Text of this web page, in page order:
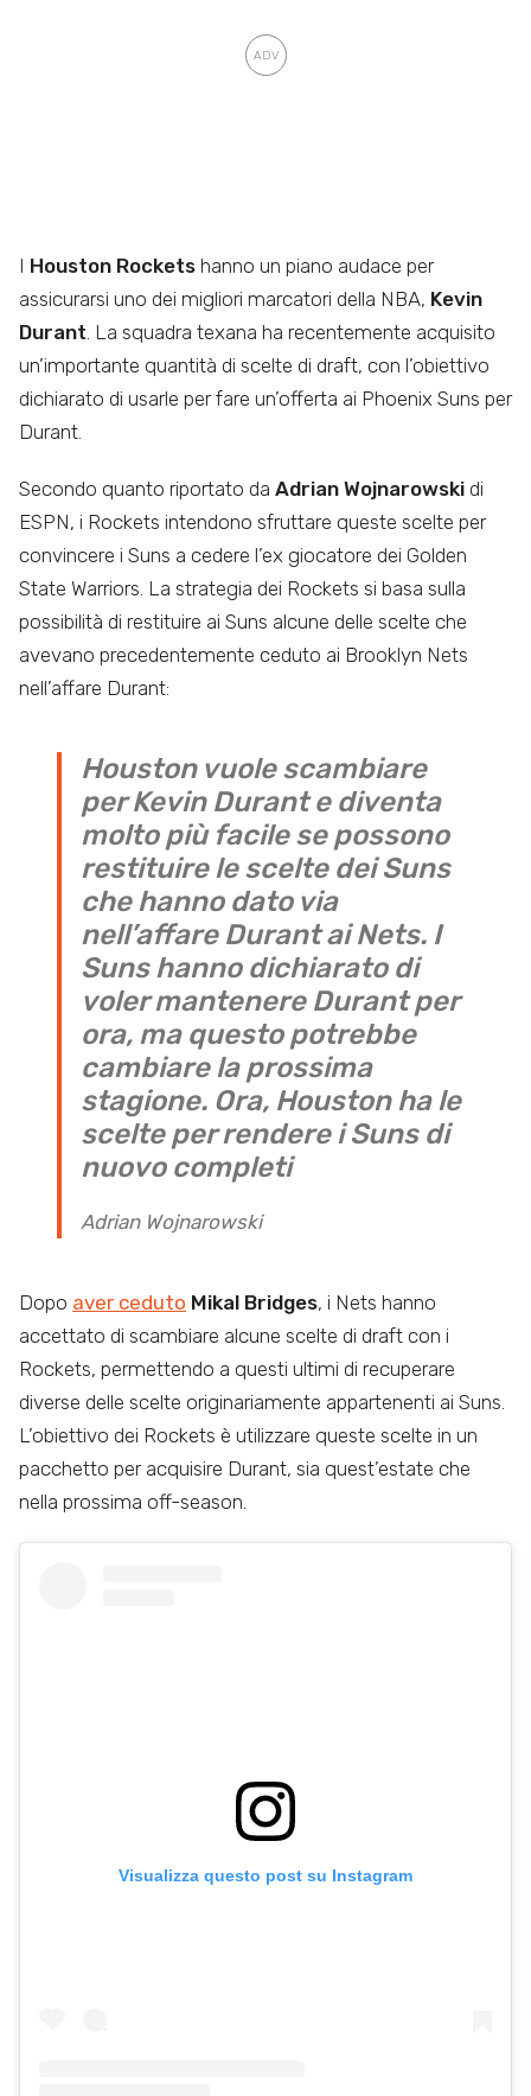
I Houston Rockets hanno un piano audace per
assicurarsi uno dei migliori marcatori della NBA, Kevin
Durant . La squadra texana ha recentemente acquisito
un’importante quantità di scelte di draft, con l’obiettivo
dichiarato di usarle per fare un’offerta ai Phoenix Suns per
Durant.
Secondo quanto riportato da Adrian Wojnarowski di
ESPN, i Rockets intendono sfruttare queste scelte per
convincere i Suns a cedere l’ex giocatore dei Golden
State Warriors. La strategia dei Rockets si basa sulla
possibilità di restituire ai Suns alcune delle scelte che
avevano precedentemente ceduto ai Brooklyn Nets
nell’affare Durant:
Houston vuole scambiare
per Kevin Durant e diventa
molto più facile se possono
restituire le scelte dei Suns
che hanno dato via
nell’affare Durant ai Nets. I
Suns hanno dichiarato di
voler mantenere Durant per
ora, ma questo potrebbe
cambiare la prossima
stagione. Ora, Houston ha le
scelte per rendere i Suns di
nuovo completi
Adrian Wojnarowski
Dopo aver ceduto Mikal Bridges, i Nets hanno
accettato di scambiare alcune scelte di draft con i
Rockets, permettendo a questi ultimi di recuperare
diverse delle scelte originariamente appartenenti ai Suns.
L’obiettivo dei Rockets è utilizzare queste scelte in un
pacchetto per acquisire Durant, sia quest’estate che
nella prossima off-season.
Visualizza questo post su Instagram